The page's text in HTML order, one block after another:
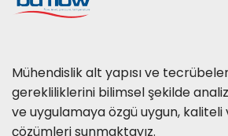
Mühendislik alt yapısı ve
gerekliliklerini bilimsel şekilde
ve uygulamaya özgü uygun, kaliteli
çözümleri sunmaktayız.